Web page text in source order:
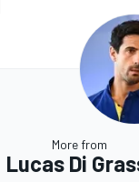
More from
Lucas Di